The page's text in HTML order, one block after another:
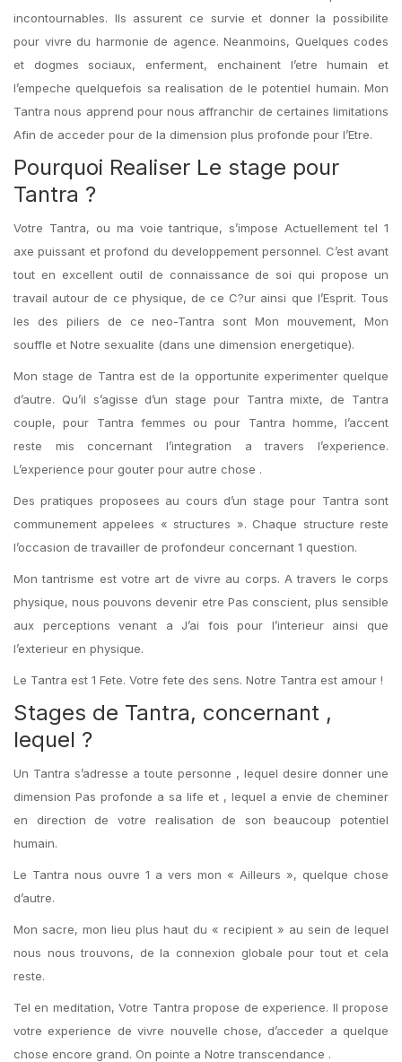
incontournables. Ils assurent ce survie et donner la possibilite
pour vivre du harmonie de agence. Neanmoins, Quelques codes
et dogmes sociaux, enferment, enchainent l’etre humain et
l’empeche quelquefois sa realisation de le potentiel humain. Mon
Tantra nous apprend pour nous affranchir de certaines limitations
Afin de acceder pour de la dimension plus profonde pour l’Etre.
Pourquoi Realiser Le stage pour
Tantra ?
Votre Tantra, ou ma voie tantrique, s’impose Actuellement tel 1
axe puissant et profond du developpement personnel. C’est avant
tout en excellent outil de connaissance de soi qui propose un
travail autour de ce physique, de ce C?ur ainsi que l’Esprit. Tous
les des piliers de ce neo-Tantra sont Mon mouvement, Mon
souffle et Notre sexualite (dans une dimension energetique).
Mon stage de Tantra est de la opportunite experimenter quelque
d’autre. Qu’il s’agisse d’un stage pour Tantra mixte, de Tantra
couple, pour Tantra femmes ou pour Tantra homme, l’accent
reste mis concernant l’integration a travers l’experience.
L’experience pour gouter pour autre chose .
Des pratiques proposees au cours d’un stage pour Tantra sont
communement appelees « structures ». Chaque structure reste
l’occasion de travailler de profondeur concernant 1 question.
Mon tantrisme est votre art de vivre au corps. A travers le corps
physique, nous pouvons devenir etre Pas conscient, plus sensible
aux perceptions venant a J’ai fois pour l’interieur ainsi que
l’exterieur en physique.
Le Tantra est 1 Fete. Votre fete des sens. Notre Tantra est amour !
Stages de Tantra, concernant ,
lequel ?
Un Tantra s’adresse a toute personne , lequel desire donner une
dimension Pas profonde a sa life et , lequel a envie de cheminer
en direction de votre realisation de son beaucoup potentiel
humain.
Le Tantra nous ouvre 1 a vers mon « Ailleurs », quelque chose
d’autre.
Mon sacre, mon lieu plus haut du « recipient » au sein de lequel
nous nous trouvons, de la connexion globale pour tout et cela
reste.
Tel en meditation, Votre Tantra propose de experience. Il propose
votre experience de vivre nouvelle chose, d’acceder a quelque
chose encore grand. On pointe a Notre transcendance .